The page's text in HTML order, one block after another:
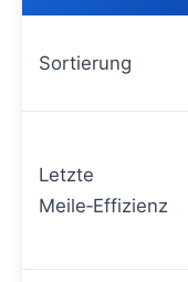
Sortierung
Letzte
Meile‑Effizienz